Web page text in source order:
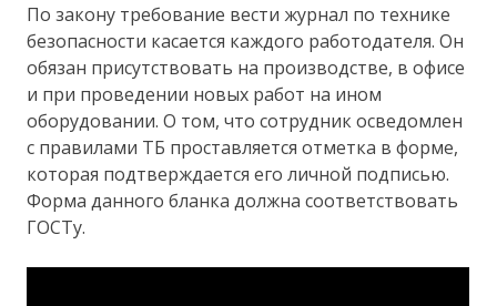
По закону требование вести журнал по технике
безопасности касается каждого работодателя. Он
обязан присутствовать на производстве, в офисе
и при проведении новых работ на ином
оборудовании. О том, что сотрудник осведомлен
с правилами ТБ проставляется отметка в форме,
которая подтверждается его личной подписью.
Форма данного бланка должна соответствовать
ГОСТу.